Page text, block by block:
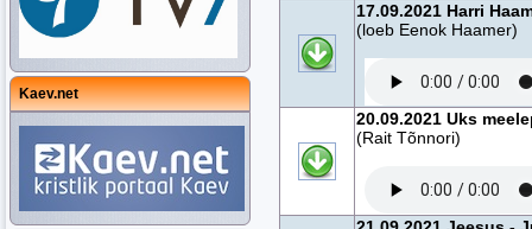
Kaev.net
17.09.2021 Harri
(loeb Eenok Haamer)
20.09.2021 Uks
(Rait Tõnnori)